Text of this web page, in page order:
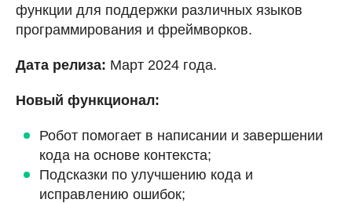
функции для поддержки различных языков
программирования и фреймворков.
Дата релиза: Март 2024 года.
Новый функционал:
Робот помогает в написании и завершении
кода на основе контекста;
Подсказки по улучшению кода и
исправлению ошибок;